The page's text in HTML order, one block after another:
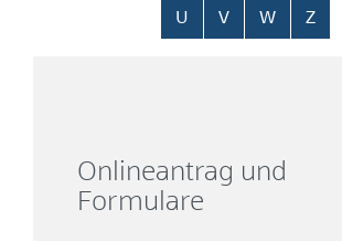
U V W Z
Onlineantrag und
Formulare